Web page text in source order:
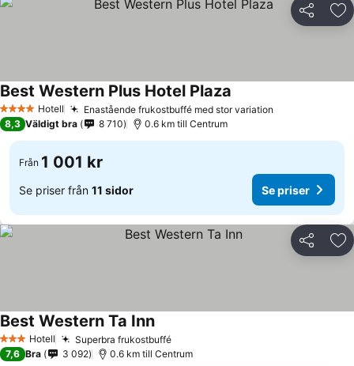
Dela
4 StjärnorHotell Enastående frukostbuffé med stor variation
Best Western Plus Hotel Plaza
8,3 Väldigt bra 8 710 0.6 km till Centrum
Från 1 001 kr
Se priser från 11 sidor Se priser
Dela
3 StjärnorHotell Superbra frukostbuffé
Best Western Ta Inn
7,6 Bra 3 092 0.6 km till Centrum